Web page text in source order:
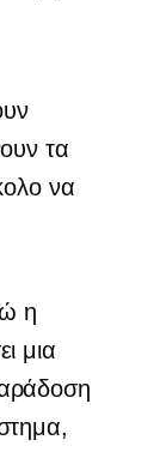
τα
να
η
μια